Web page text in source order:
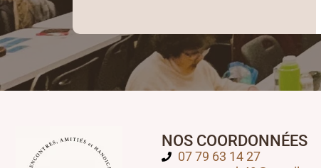
NOS COORDONNÉES
07 79 63 14 27